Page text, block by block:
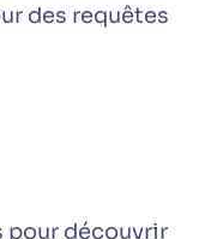
des requêtes
pour découvrir